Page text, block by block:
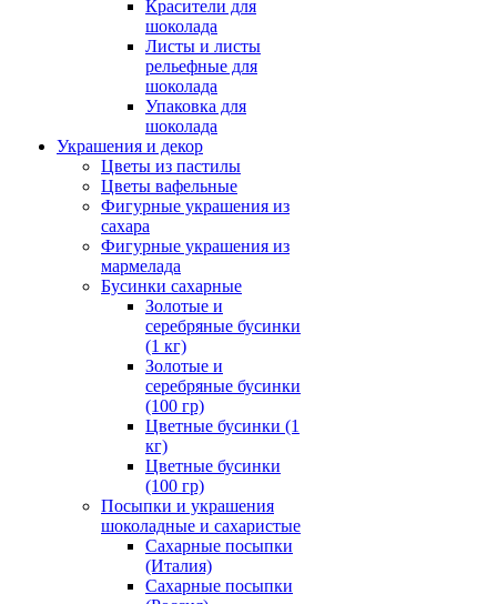
Красители для
шоколада
Листы и листы
рельефные для
шоколада
Упаковка для
шоколада
Украшения и декор
Цветы из пастилы
Цветы вафельные
Фигурные украшения из
сахара
Фигурные украшения из
мармелада
Бусинки сахарные
Золотые и
серебряные бусинки
(1 кг)
Золотые и
серебряные бусинки
(100 гр)
Цветные бусинки (1
кг)
Цветные бусинки
(100 гр)
Посыпки и украшения
шоколадные и сахаристые
Сахарные посыпки
(Италия)
Сахарные посыпки